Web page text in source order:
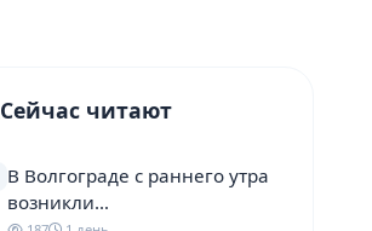
Сейчас читают
В Волгограде с раннего утра
возникли…